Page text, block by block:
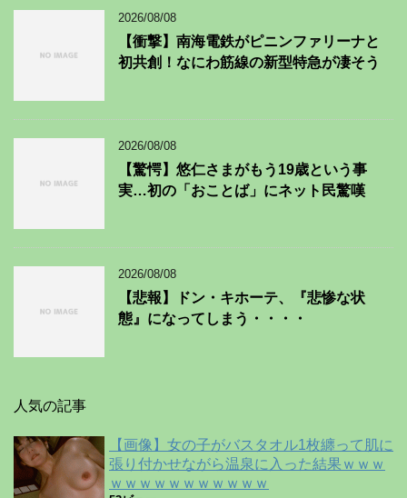
2026/08/08
【衝撃】南海電鉄がピニンファリーナと
初共創！なにわ筋線の新型特急が凄そう
2026/08/08
【驚愕】悠仁さまがもう19歳という事
実…初の「おことば」にネット民驚嘆
2026/08/08
【悲報】ドン・キホーテ、『悲惨な状
態』になってしまう・・・・
人気の記事
【画像】女の子がバスタオル1枚纏って肌に
張り付かせながら温泉に入った結果ｗｗｗ
ｗｗｗｗｗｗｗｗｗｗｗ